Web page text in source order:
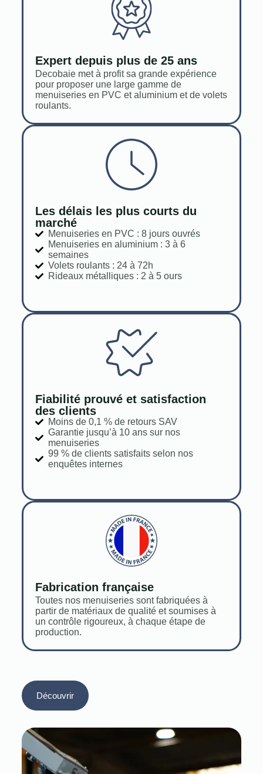
Expert depuis plus de 25 ans
Decobaie met à profit sa grande expérience
pour proposer une large gamme de
menuiseries en PVC et aluminium et de volets
roulants.
Les délais les plus courts du
marché
Menuiseries en PVC : 8 jours ouvrés
Menuiseries en aluminium : 3 à 6
semaines
Volets roulants : 24 à 72h
Rideaux métalliques : 2 à 5 ours
Fiabilité prouvé et satisfaction
des clients
Moins de 0,1 % de retours SAV
Garantie jusqu’à 10 ans sur nos
menuiseries
99 % de clients satisfaits selon nos
enquêtes internes
Fabrication française
Toutes nos menuiseries sont fabriquées à
partir de matériaux de qualité et soumises à
un contrôle rigoureux, à chaque étape de
production.
Découvrir